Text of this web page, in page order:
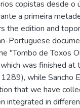
copistas desde o
a primeira
the edition and
Portuguese
"Tombo de Toxos
which was finished
while Sancho
that we have
integrated in